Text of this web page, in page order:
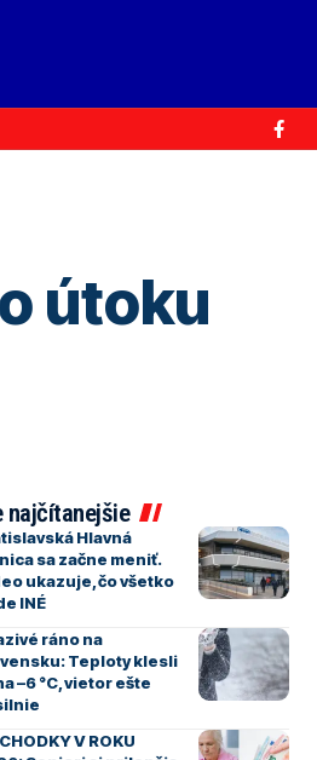
útoku
najčítanejšie
Hlavná
sa začne meniť.
ukazuje, čo všetko
INÉ
ráno na
Teploty klesli
–6 °C, vietor ešte
V ROKU